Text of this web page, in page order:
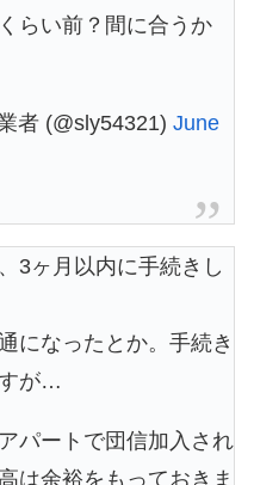
らい前？間に合うか
者 (@sly54321) June
3ヶ月以内に手続きし
になったとか。手続き
が…
パートで団信加入され
は余裕をもっておきま